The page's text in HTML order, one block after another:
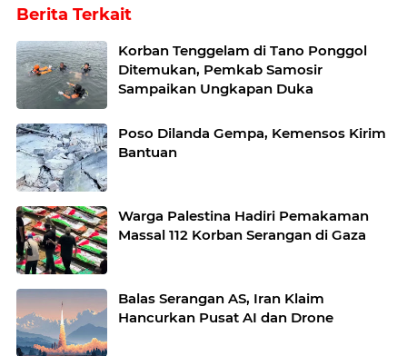
Berita Terkait
Korban Tenggelam di Tano Ponggol
Ditemukan, Pemkab Samosir
Sampaikan Ungkapan Duka
Poso Dilanda Gempa, Kemensos Kirim
Bantuan
Warga Palestina Hadiri Pemakaman
Massal 112 Korban Serangan di Gaza
Balas Serangan AS, Iran Klaim
Hancurkan Pusat AI dan Drone